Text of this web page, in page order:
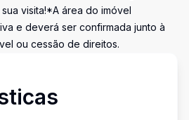
visita!*A área do imóvel
e deverá ser confirmada junto à
ou cessão de direitos.